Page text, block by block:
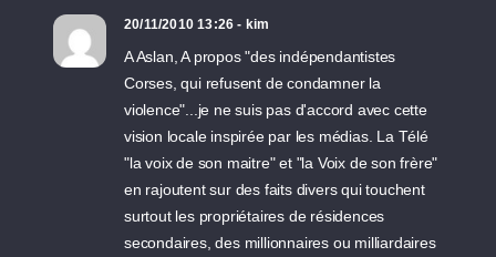
20/11/2010 13:26 - kim
A Aslan, A propos "des indépendantistes
Corses, qui refusent de condamner la
violence"...je ne suis pas d'accord avec cette
vision locale inspirée par les médias. La Télé
"la voix de son maitre" et "la Voix de son frère"
en rajoutent sur des faits divers qui touchent
surtout les propriétaires de résidences
secondaires, des millionnaires ou milliardaires